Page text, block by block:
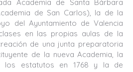
Academia de Santa Bárbara
de San Carlos), la de la
del Ayuntamiento de Valencia
en las propias aulas de la
de una junta preparatoria
de la nueva Academia, la
los estatutos en 1768 y la de